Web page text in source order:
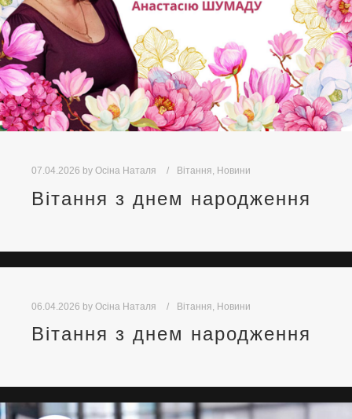
07.04.2026 by Осіна Наталя Вітання Новини
Вітання з днем народження
06.04.2026 by Осіна Наталя Вітання Новини
Вітання з днем народження